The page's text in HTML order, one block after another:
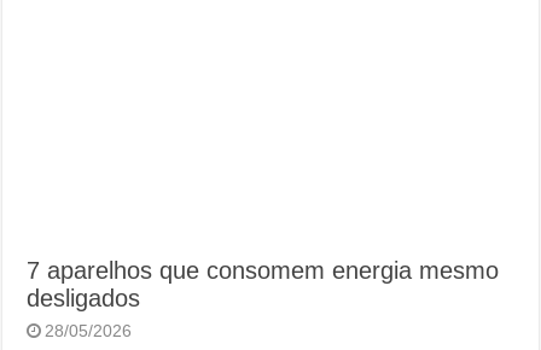
7 aparelhos que consomem energia mesmo
desligados
28/05/2026